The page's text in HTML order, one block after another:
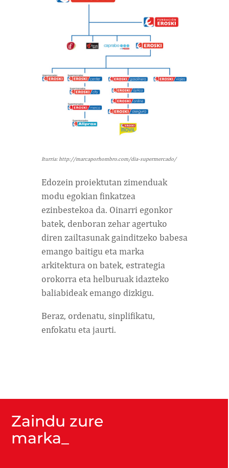
Iturria: http://marcaporhombro.com/dia-supermercado/
Edozein proiektutan zimenduak
modu egokian finkatzea
ezinbestekoa da. Oinarri egonkor
batek, denboran zehar agertuko
diren zailtasunak gainditzeko babesa
emango baitigu eta marka
arkitektura on batek, estrategia
orokorra eta helburuak idazteko
baliabideak emango dizkigu.
Beraz, ordenatu, sinplifikatu,
enfokatu eta jaurti.
Zaindu zure
marka_